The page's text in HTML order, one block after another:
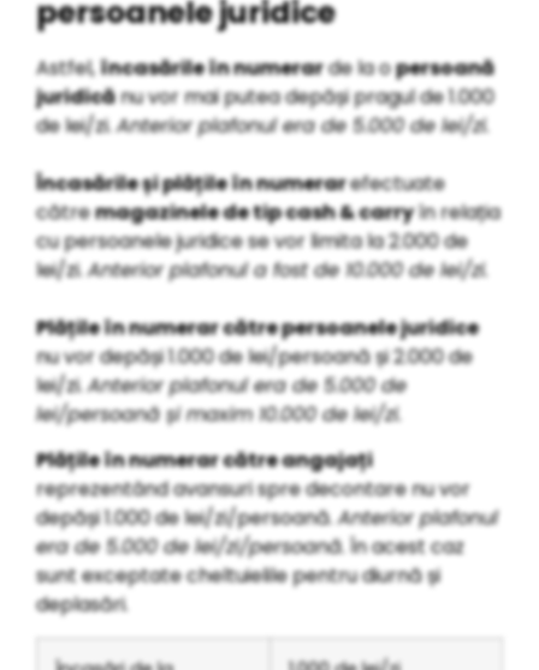
persoanele juridice
Astfel,încasările în numerarde la opersoană
juridicănu vor mai putea depăși pragul de 1.000
de lei/zi.Anterior plafonul era de 5.000 de lei/zi.
Încasările și plățile în numerarefectuate
cătremagazinele de tip cash & carryîn relația
cu persoanele juridice se vor limita la 2.000 de
lei/zi.Anterior plafonul a fost de 10.000 de lei/zi.
Plățile în numerar către persoanele juridice
nu vor depăși 1.000 de lei/persoană și 2.000 de
lei/zi.Anterior plafonul era de 5.000 de
lei/persoană și maxim 10.000 de lei/zi.
Plățile în numerar către angajați
reprezentând avansuri spre decontare nu vor
depăși 1.000 de lei/zi/persoană.Anterior plafonul
era de 5.000 de lei/zi/persoană. În acest caz
sunt exceptate cheltuielile pentru diurnă și
deplasări.